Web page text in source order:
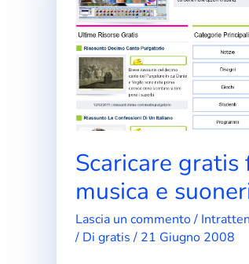
Scaricare gratis
musica e
Lascia un commento/
/ Di gratis/ 21 Giugno 2008